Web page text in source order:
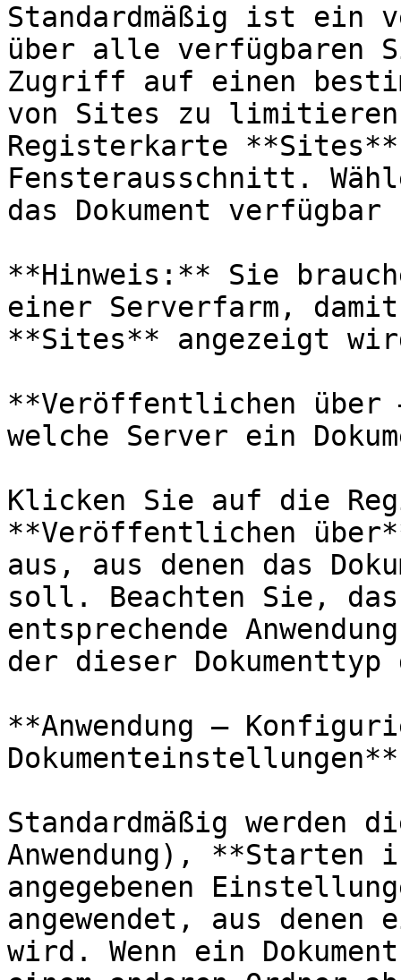
Standardmäßig ist ein
über alle verfügbaren
Zugriff auf einen
von Sites zu
Registerkarte
Fensterausschnitt.
das Dokument
**Hinweis:** Sie
einer Serverfarm,
**Sites** angezeigt
**Veröffentlichen über
welche Server ein
Klicken Sie auf die
**Veröffentlichen
aus, aus denen das
soll. Beachten Sie,
entsprechende
der dieser
**Anwendung –
Dokumenteinstellungen**
Standardmäßig
Anwendung), **Starten
angegebenen
angewendet, aus
wird. Wenn ein